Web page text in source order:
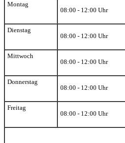
Montag
08:00 - 12:00 Uhr
Dienstag
08:00 - 12:00 Uhr
Mittwoch
08:00 - 12:00 Uhr
Donnerstag
08:00 - 12:00 Uhr
Freitag
08:00 - 12:00 Uhr